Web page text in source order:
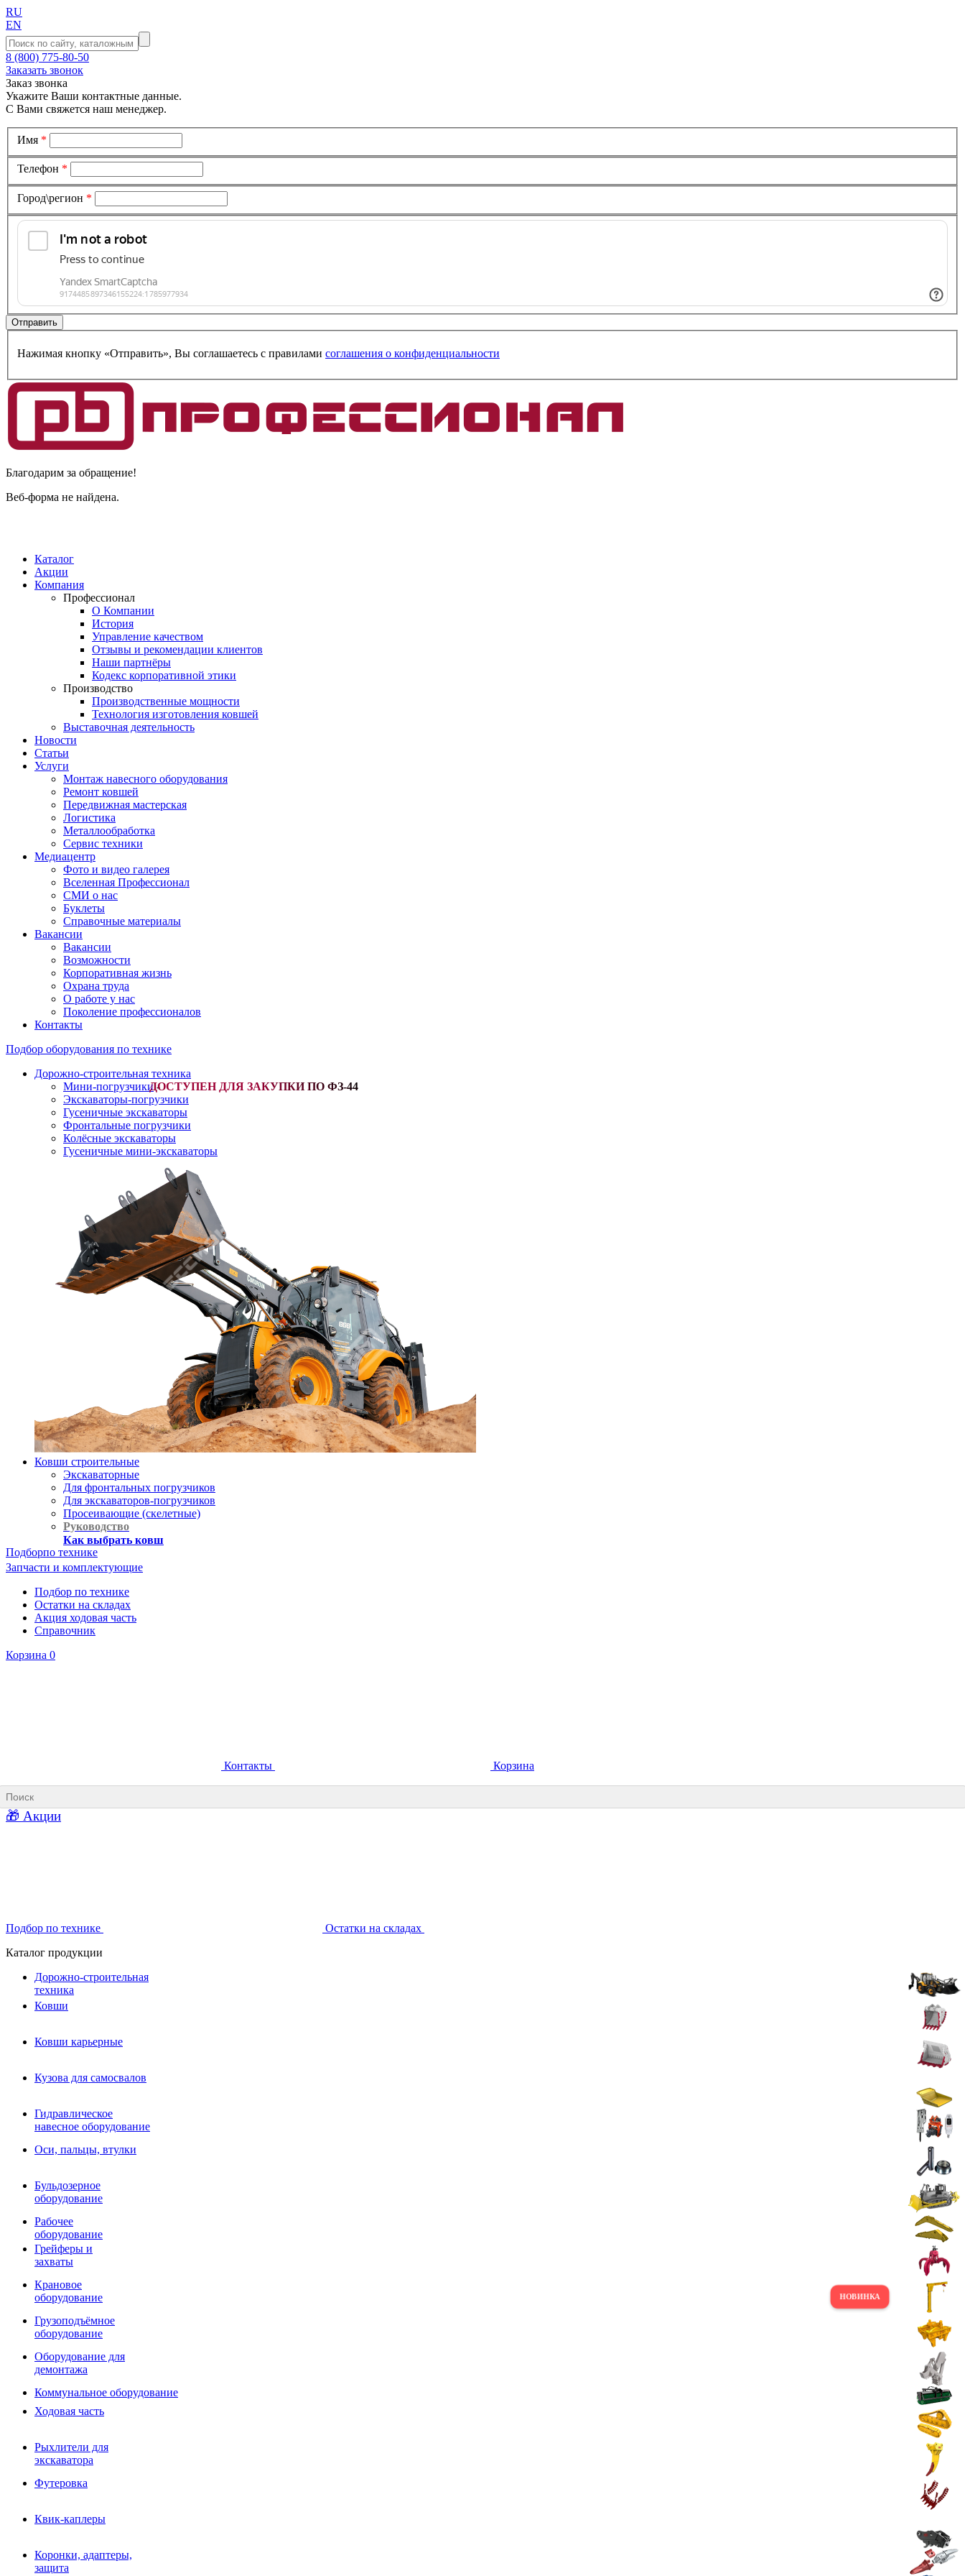
RU
EN
8 (800) 775-80-50
Заказать звонок
Заказ звонка
Укажите Ваши контактные данные.
С Вами свяжется наш менеджер.
Имя *
Телефон *
Город\регион *
Нажимая кнопку «Отправить», Вы соглашаетесь c правилами соглашения о конфиденциальности
Благодарим за обращение!
Веб-форма не найдена.
Каталог
Акции
Компания
Профессионал
О Компании
История
Управление качеством
Отзывы и рекомендации клиентов
Наши партнёры
Кодекс корпоративной этики
Производство
Производственные мощности
Технология изготовления ковшей
Выставочная деятельность
Новости
Статьи
Услуги
Монтаж навесного оборудования
Ремонт ковшей
Передвижная мастерская
Логистика
Металлообработка
Сервис техники
Медиацентр
Фото и видео галерея
Вселенная Профессионал
СМИ о нас
Буклеты
Справочные материалы
Вакансии
Вакансии
Возможности
Корпоративная жизнь
Охрана труда
О работе у нас
Поколение профессионалов
Контакты
Подбор оборудования по технике
Дорожно-строительная техника
Мини-погрузчики-
Экскаваторы-погрузчики
Гусеничные экскаваторы
Фронтальные погрузчики
Колёсные экскаваторы
Гусеничные мини-экскаваторы
Ковши строительные
Экскаваторные
Для фронтальных погрузчиков
Для экскаваторов-погрузчиков
Просеивающие (скелетные)
Руководство
Как выбрать ковш
Ковши для фронтальных погрузчиков
Гидравлическое навесное
оборудование
Гидробуры и шнеки
Вибротрамбовки
Навесные дорожные фрезы
Виброрипперы
Ковши дробильные щековые
Ковши дробильные роторные
Сортировочные ковши барабанные
Сортировочные ковши вальцовые
Фрезы роторные
Фрезы дисковые
Траншеекопатели
Просеивающие ковши для фронтальных погрузчиков
Распределители асфальта
Переходные плиты
Гидроразводка
РВД
Сваерезки
Как выбрать гидромолот
Подборпо технике
Запчасти и комплектующие
Подбор по технике
Остатки на складах
Акция ходовая часть
Справочник
Корзина 0
Контакты Корзина
🎁 Акции
Подбор по технике
Остатки на складах
Каталог продукции
Дорожно-строительная
техника
Ковши
Ковши карьерные
Кузова для самосвалов
Гидравлическое
навесное оборудование
Оси, пальцы, втулки
Бульдозерное
оборудование
Рабочее
оборудование
Грейферы и
захваты
Крановое
оборудование
Грузоподъёмное
оборудование
Оборудование для
демонтажа
Коммунальное оборудование
Ходовая часть
Рыхлители для
экскаватора
Футеровка
Квик-каплеры
Коронки, адаптеры,
защита